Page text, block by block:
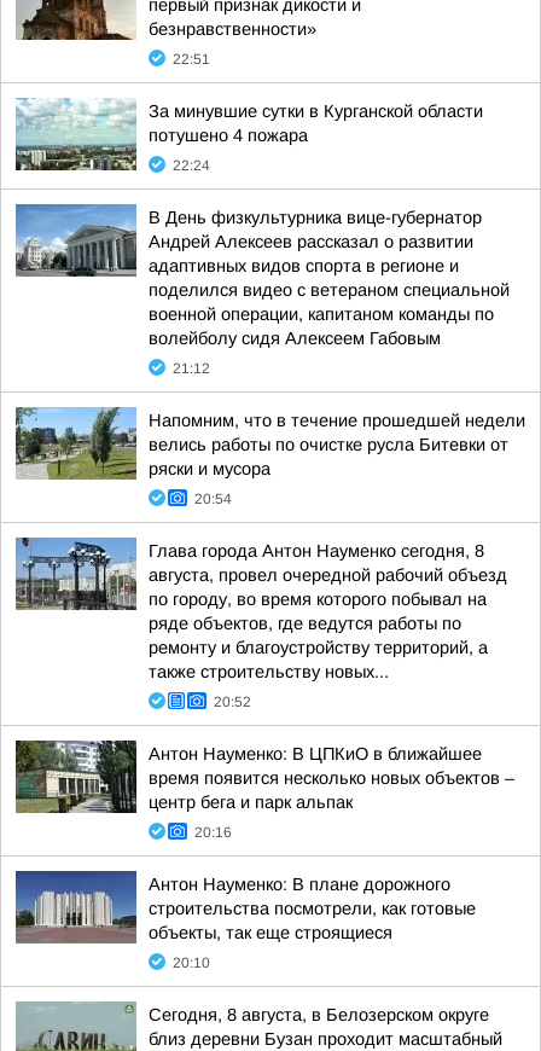
первый признак дикости и
безнравственности»
22:51
За минувшие сутки в Курганской области
потушено 4 пожара
22:24
В День физкультурника вице-губернатор
Андрей Алексеев рассказал о развитии
адаптивных видов спорта в регионе и
поделился видео с ветераном специальной
военной операции, капитаном команды по
волейболу сидя Алексеем Габовым
21:12
Напомним, что в течение прошедшей недели
велись работы по очистке русла Битевки от
ряски и мусора
20:54
Глава города Антон Науменко сегодня, 8
августа, провел очередной рабочий объезд
по городу, во время которого побывал на
ряде объектов, где ведутся работы по
ремонту и благоустройству территорий, а
также строительству новых...
20:52
Антон Науменко: В ЦПКиО в ближайшее
время появится несколько новых объектов –
центр бега и парк альпак
20:16
Антон Науменко: В плане дорожного
строительства посмотрели, как готовые
объекты, так еще строящиеся
20:10
Сегодня, 8 августа, в Белозерском округе
близ деревни Бузан проходит масштабный